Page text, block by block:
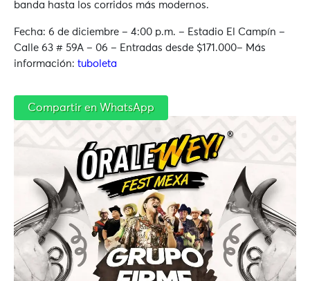
banda hasta los corridos más modernos.
Fecha: 6 de diciembre – 4:00 p.m. – Estadio El Campín –
Calle 63 # 59A – 06 – Entradas desde $171.000– Más
información: tuboleta
Compartir en WhatsApp